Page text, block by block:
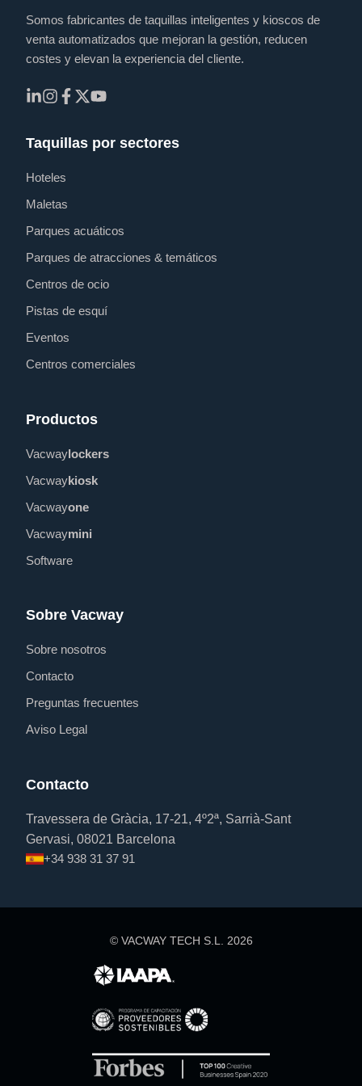
Somos fabricantes de taquillas inteligentes y kioscos de
venta automatizados que mejoran la gestión, reducen
costes y elevan la experiencia del cliente.
Taquillas por sectores
Hoteles
Maletas
Parques acuáticos
Parques de atracciones & temáticos
Centros de ocio
Pistas de esquí
Eventos
Centros comerciales
Productos
Vacwaylockers
Vacwaykiosk
Vacwayone
Vacwaymini
Software
Sobre Vacway
Sobre nosotros
Contacto
Preguntas frecuentes
Aviso Legal
Contacto
Travessera de Gràcia, 17-21, 4º2ª, Sarrià-Sant
Gervasi, 08021 Barcelona
+34 938 31 37 91
© VACWAY TECH S.L. 2026